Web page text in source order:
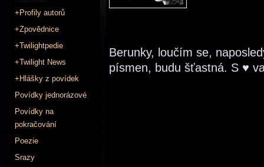
+Profily autorů
+Zpovědnice
+Twilightpedie
+Twilight News
+Hlášky z povídek
Povídky jednorázové
Povídky na
pokračování
Poezie
Srazy
Berunky, loučím se,
písmen, budu šťastná. S ♥